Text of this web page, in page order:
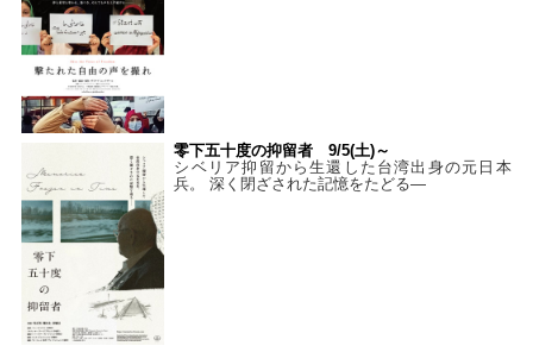
零下五十度の抑留者 9/5(土)～
シベリア抑留から生還した台湾出身の元日本
兵。 深く閉ざされた記憶をたどる—